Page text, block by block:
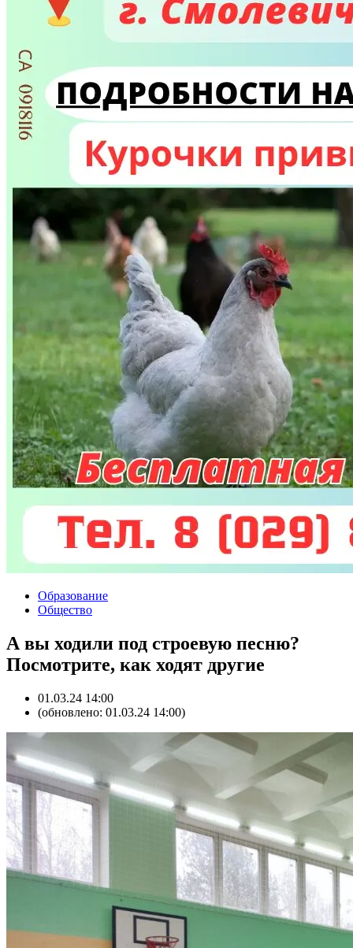
Образование
Общество
А вы ходили под строевую песню?
Посмотрите, как ходят другие
01.03.24 14:00
(обновлено: 01.03.24 14:00)